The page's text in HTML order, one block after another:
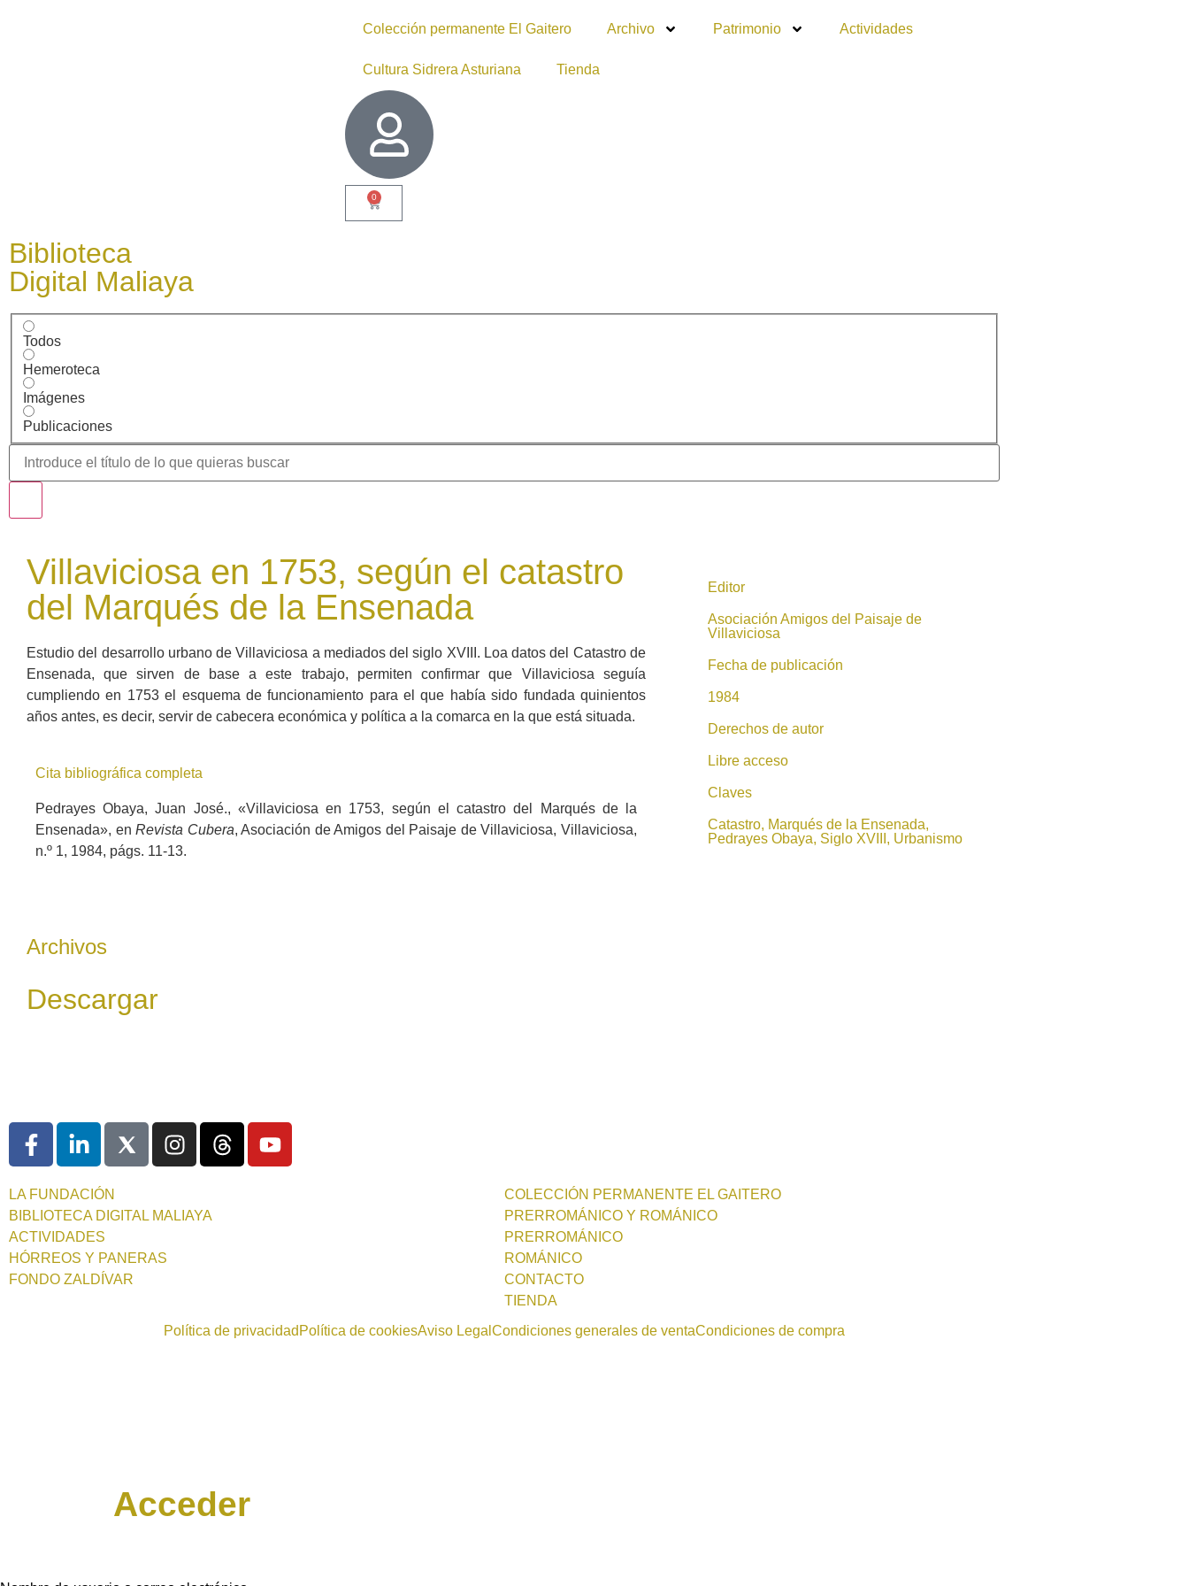
Colección permanente El Gaitero Archivo Patrimonio Actividades
Cultura Sidrera Asturiana Tienda
0
Biblioteca
Digital Maliaya
Todos
Hemeroteca
Imágenes
Publicaciones
Villaviciosa en 1753, según el catastro
del Marqués de la Ensenada
Estudio del desarrollo urbano de Villaviciosa a mediados del siglo XVIII. Loa datos del Catastro de
Ensenada, que sirven de base a este trabajo, permiten confirmar que Villaviciosa seguía
cumpliendo en 1753 el esquema de funcionamiento para el que había sido fundada quinientos
años antes, es decir, servir de cabecera económica y política a la comarca en la que está situada.
Cita bibliográfica completa
Pedrayes Obaya, Juan José., «Villaviciosa en 1753, según el catastro del Marqués de la
Ensenada», enRevista Cubera, Asociación de Amigos del Paisaje de Villaviciosa, Villaviciosa,
n.º 1, 1984, págs. 11-13.
Editor
Asociación Amigos del Paisaje de
Villaviciosa
Fecha de publicación
1984
Derechos de autor
Libre acceso
Claves
Catastro, Marqués de la Ensenada,
Pedrayes Obaya, Siglo XVIII, Urbanismo
Archivos
Descargar
LA FUNDACIÓN
BIBLIOTECA DIGITAL MALIAYA
ACTIVIDADES
HÓRREOS Y PANERAS
FONDO ZALDÍVAR
COLECCIÓN PERMANENTE EL GAITERO
PRERROMÁNICO Y ROMÁNICO
PRERROMÁNICO
ROMÁNICO
CONTACTO
TIENDA
Política de privacidad Política de cookiesAviso Legal Condiciones generales de ventaCondiciones de compra
Acceder